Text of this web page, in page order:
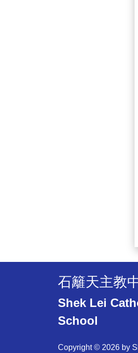
石籬天主教
Shek Lei
School
Copyright © 2026 by